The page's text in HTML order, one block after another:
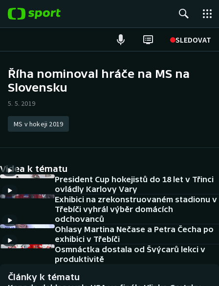
SLEDOVAT
ME v plavání
Hokej
DALŠÍ SPORTY
Americký fotbal
Atletika
Baseball a softbal
Basketbal
NEPŘEHLÉDNĚTE
Soutěže
Historické návraty
Aplikace ČT sport
Říha nominoval hráče na MS na
Slovensku
5. 5. 2019
MS v hokeji 2019
Videa k tématu
President Cup hokejistů do 18 let v Třinci
ovládly Karlovy Vary
Exhibici na zrekonstruovaném stadionu v
Třebíči vyhrál výběr domácích
odchovanců
Ohlasy Martina Nečase a Petra Čecha po
exhibici v Třebíči
Osmnáctka dostala od Švýcarů lekci v
produktivitě
Články k tématu